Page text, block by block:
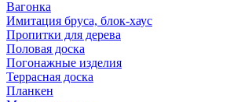
Вагонка
Имитация бруса, блок-хаус
Пропитки для дерева
Половая доска
Погонажные изделия
Террасная доска
Планкен